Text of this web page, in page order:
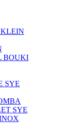
BOUKI
SYE
SYE